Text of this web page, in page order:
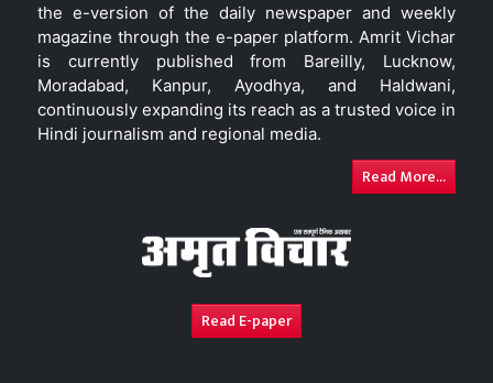
the e-version of the daily newspaper and weekly
magazine through the e-paper platform. Amrit Vichar
is currently published from Bareilly, Lucknow,
Moradabad, Kanpur, Ayodhya, and Haldwani,
continuously expanding its reach as a trusted voice in
Hindi journalism and regional media.
Read More...
Read E-paper